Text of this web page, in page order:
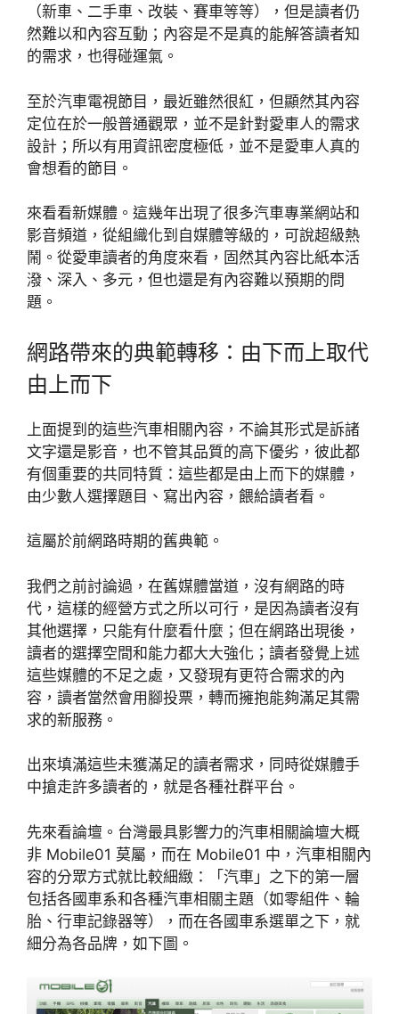
（新車、二手車、改裝、賽車等等），但是讀者仍
然難以和內容互動；內容是不是真的能解答讀者知
的需求，也得碰運氣。
至於汽車電視節目，最近雖然很紅，但顯然其內容
定位在於一般普通觀眾，並不是針對愛車人的需求
設計；所以有用資訊密度極低，並不是愛車人真的
會想看的節目。
來看看新媒體。這幾年出現了很多汽車專業網站和
影音頻道，從組織化到自媒體等級的，可說超級熱
鬧。從愛車讀者的角度來看，固然其內容比紙本活
潑、深入、多元，但也還是有內容難以預期的問
題。
網路帶來的典範轉移：由下而上取代
由上而下
上面提到的這些汽車相關內容，不論其形式是訴諸
文字還是影音，也不管其品質的高下優劣，彼此都
有個重要的共同特質：這些都是由上而下的媒體，
由少數人選擇題目、寫出內容，餵給讀者看。
這屬於前網路時期的舊典範。
我們之前討論過，在舊媒體當道，沒有網路的時
代，這樣的經營方式之所以可行，是因為讀者沒有
其他選擇，只能有什麼看什麼；但在網路出現後，
讀者的選擇空間和能力都大大強化；讀者發覺上述
這些媒體的不足之處，又發現有更符合需求的內
容，讀者當然會用腳投票，轉而擁抱能夠滿足其需
求的新服務。
出來填滿這些未獲滿足的讀者需求，同時從媒體手
中搶走許多讀者的，就是各種社群平台。
先來看論壇。台灣最具影響力的汽車相關論壇大概
非 Mobile01 莫屬，而在 Mobile01 中，汽車相關內
容的分眾方式就比較細緻：「汽車」之下的第一層
包括各國車系和各種汽車相關主題（如零組件、輪
胎、行車記錄器等），而在各國車系選單之下，就
細分為各品牌，如下圖。